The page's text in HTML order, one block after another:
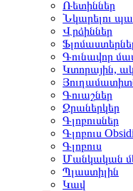
Ռետիններ
Նկարելու
Վրձիններ
Գունավոր
Կտորային,
Գուաշներ
Ջրաներկեր
Գլոբուսներ
Գլոբուս
Գլոբուս
Մանկական
Պլաստիլին
Կավ